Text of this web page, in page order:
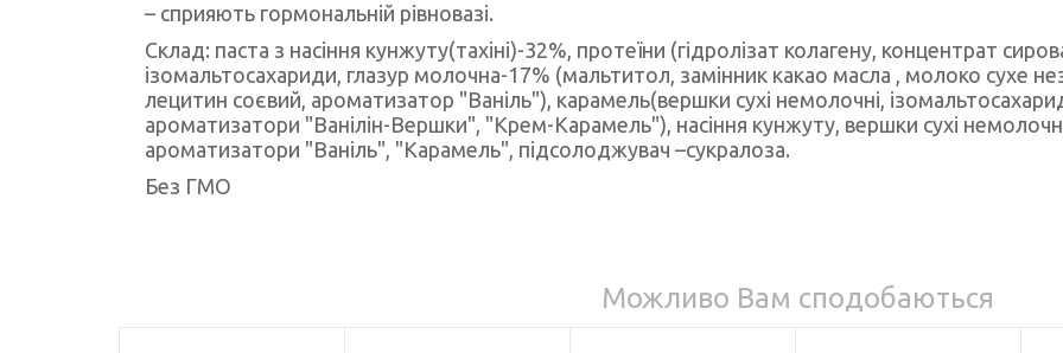
– сприяють гормональній рівновазі.
Склад: паста з насіння кунжуту(тахіні)-32%, протеїни (гідролізат колагену, концентрат
ізомальтосахариди, глазур молочна-17% (мальтитол, замінник какао масла , молоко сухе
лецитин соєвий, ароматизатор "Ваніль"), карамель(вершки сухі немолочні,
ароматизатори "Ванілін-Вершки", "Крем-Карамель"), насіння кунжуту, вершки сухі
ароматизатори "Ваніль", "Карамель", підсолоджувач –сукралоза.
Без ГМО
Можливо Вам сподобаються